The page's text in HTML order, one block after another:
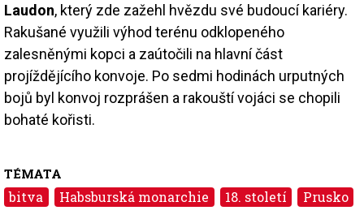
Laudon, který zde zažehl hvězdu své budoucí kariéry.
Rakušané využili výhod terénu odklopeného
zalesněnými kopci a zaútočili na hlavní část
projíždějícího konvoje. Po sedmi hodinách urputných
bojů byl konvoj rozprášen a rakouští vojáci se chopili
bohaté kořisti.
TÉMATA
bitva Habsburská monarchie 18. století Prusko